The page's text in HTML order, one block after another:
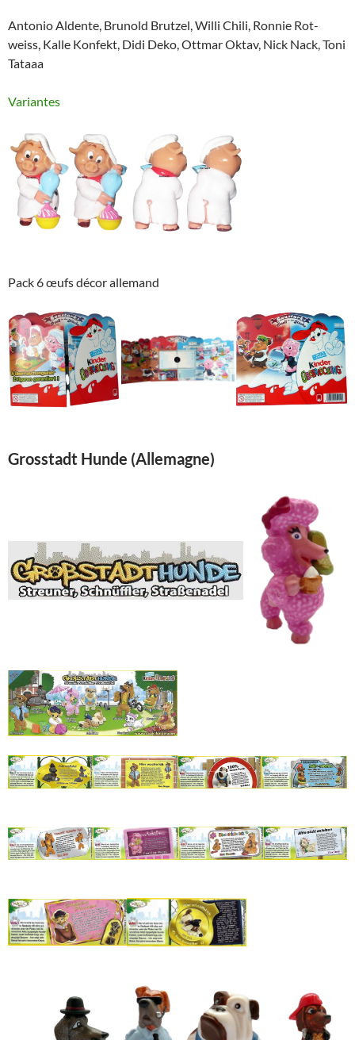
Antonio Aldente, Brunold Brutzel, Willi Chili, Ronnie Rot-
weiss, Kalle Konfekt, Didi Deko, Ottmar Oktav, Nick Nack, Toni
Tataaa
Variantes
Pack 6 œufs décor allemand
Grosstadt Hunde (Allemagne)